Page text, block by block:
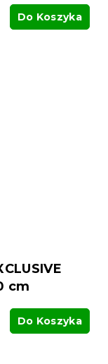
Do Koszyka
cm
Do Koszyka